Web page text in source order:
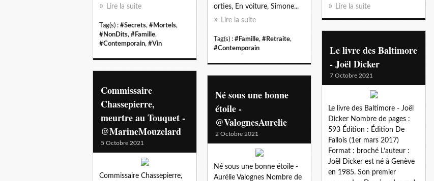
Lire la suite
Tag(s) : #Secrets, #Mortels,
#NonDits, #Famille,
#Contemporain, #Vin
orties, En voiture, Simone...
Lire la suite
Tag(s) : #Famille, #Retraite,
#Contemporain
Lire la suite
Le livre des Baltimore
- Joël Dicker
7 Octobre 2021
Le livre des Baltimore - Joël
Dicker Nombre de pages :
593 Édition : Édition De
Fallois (1er mars 2017)
Format : broché L’auteur :
Joël Dicker est né à Genève
en 1985. Son premier
Commissaire
Chassepierre,
meurtre au Touquet -
@MarineMouzelard
5 Octobre 2021
Commissaire Chassepierre,
Né sous une bonne
étoile -
@ValognesAurelie
2 Octobre 2021
Né sous une bonne étoile -
Aurélie Valognes Nombre de